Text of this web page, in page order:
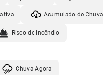
Acumulado de Chuva
Risco de Incêndio
Chuva Agora